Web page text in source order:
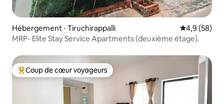
Hébergement ⋅ Tiruchirappalli Évaluation
4,9 (58)
MRP- Elite Stay Service Apartments (deuxième étage).
Coups de cœur voyageurs les plus appréciés
Coup de cœur voyageurs